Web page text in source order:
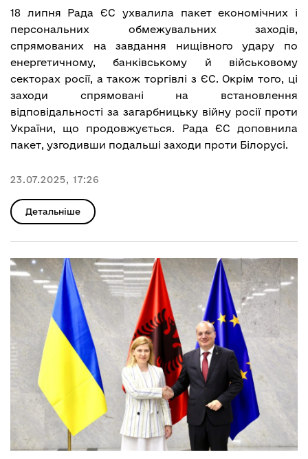
18 липня Рада ЄС ухвалила пакет економічних і
персональних обмежувальних заходів,
спрямованих на завдання нищівного удару по
енергетичному, банківському й військовому
секторах росії, а також торгівлі з ЄС. Окрім того, ці
заходи спрямовані на встановлення
відповідальності за загарбницьку війну росії проти
України, що продовжується. Рада ЄС доповнила
пакет, узгодивши подальші заходи проти Білорусі.
23.07.2025, 17:26
Детальніше